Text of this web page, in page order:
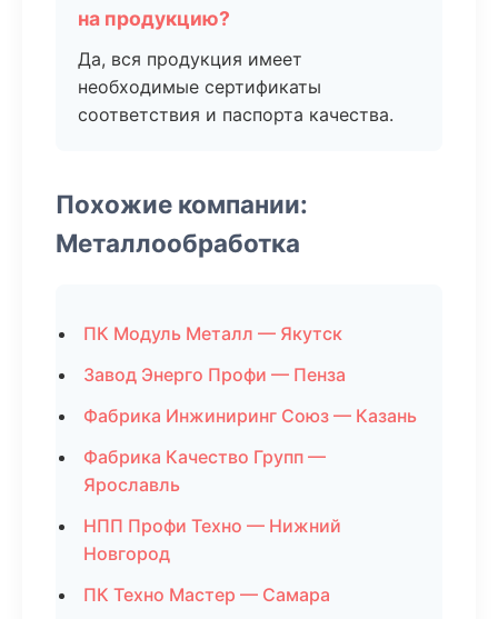
на продукцию?
Да, вся продукция имеет
необходимые сертификаты
соответствия и паспорта качества.
Похожие компании:
Металлообработка
ПК Модуль Металл — Якутск
Завод Энерго Профи — Пенза
Фабрика Инжиниринг Союз — Казань
Фабрика Качество Групп —
Ярославль
НПП Профи Техно — Нижний
Новгород
ПК Техно Мастер — Самара